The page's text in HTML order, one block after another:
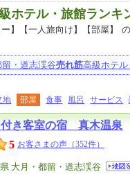
ホテル・旅館ランキ
】【一人旅向け】【部屋】
・道志渓谷売れ筋高級ホテ
地 部屋 食事 風呂 サービス
付き客室の宿 真木温泉
5 お客さまの声（352件）
大月・都留・道志渓谷